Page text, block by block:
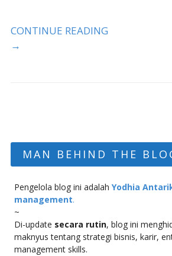
CONTINUE READING
→
MAN BEHIND THE
Pengelola blog ini adalah Yodhia
management.
~
Di-update secara rutin, blog ini
maknyus tentang strategi bisnis, karir,
management skills.